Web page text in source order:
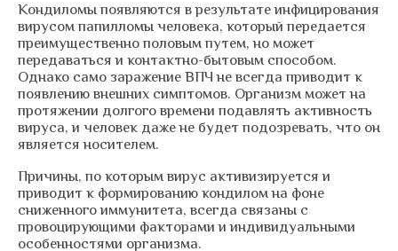
Кондиломы появляются в результате инфицирования
вирусом папилломы человека, который передается
преимущественно половым путем, но может
передаваться и контактно-бытовым способом.
Однако само заражение ВПЧ не всегда приводит к
появлению внешних симптомов. Организм может на
протяжении долгого времени подавлять активность
вируса, и человек даже не будет подозревать, что он
является носителем.
Причины, по которым вирус активизируется и
приводит к формированию кондилом на фоне
сниженного иммунитета, всегда связаны с
провоцирующими факторами и индивидуальными
особенностями организма.